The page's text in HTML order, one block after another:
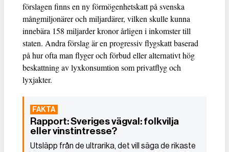
förslagen finns en ny förmögenhetskatt på svenska
mångmiljonärer och miljardärer, vilken skulle kunna
innebära 158 miljarder kronor årligen i inkomster till
staten. Andra förslag är en progressiv flygskatt baserad
på hur ofta man flyger och förbud eller alternativt hög
beskattning av lyxkonsumtion som privatflyg och
lyxjakter.
Rapport: Sveriges vägval: folkvilja
eller vinstintresse?
Utsläpp från de ultrarika, det vill säga de rikaste